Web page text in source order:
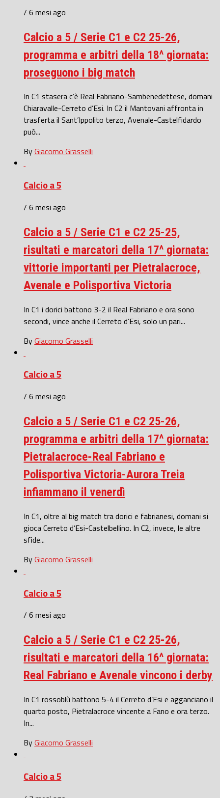
/ 6 mesi ago
Calcio a 5 / Serie C1 e C2 25-26,
programma e arbitri della 18^ giornata:
proseguono i big match
In C1 stasera c’è Real Fabriano-Sambenedettese, domani
Chiaravalle-Cerreto d’Esi. In C2 il Mantovani affronta in
trasferta il Sant’Ippolito terzo, Avenale-Castelfidardo
può...
ByGiacomo Grasselli
Calcio a 5
/ 6 mesi ago
Calcio a 5 / Serie C1 e C2 25-25,
risultati e marcatori della 17^ giornata:
vittorie importanti per Pietralacroce,
Avenale e Polisportiva Victoria
In C1 i dorici battono 3-2 il Real Fabriano e ora sono
secondi, vince anche il Cerreto d’Esi, solo un pari...
ByGiacomo Grasselli
Calcio a 5
/ 6 mesi ago
Calcio a 5 / Serie C1 e C2 25-26,
programma e arbitri della 17^ giornata:
Pietralacroce-Real Fabriano e
Polisportiva Victoria-Aurora Treia
infiammano il venerdì
In C1, oltre al big match tra dorici e fabrianesi, domani si
gioca Cerreto d’Esi-Castelbellino. In C2, invece, le altre
sfide...
ByGiacomo Grasselli
Calcio a 5
/ 6 mesi ago
Calcio a 5 / Serie C1 e C2 25-26,
risultati e marcatori della 16^ giornata:
Real Fabriano e Avenale vincono i derby
In C1 rossoblù battono 5-4 il Cerreto d’Esi e agganciano il
quarto posto, Pietralacroce vincente a Fano e ora terzo.
In...
ByGiacomo Grasselli
Calcio a 5